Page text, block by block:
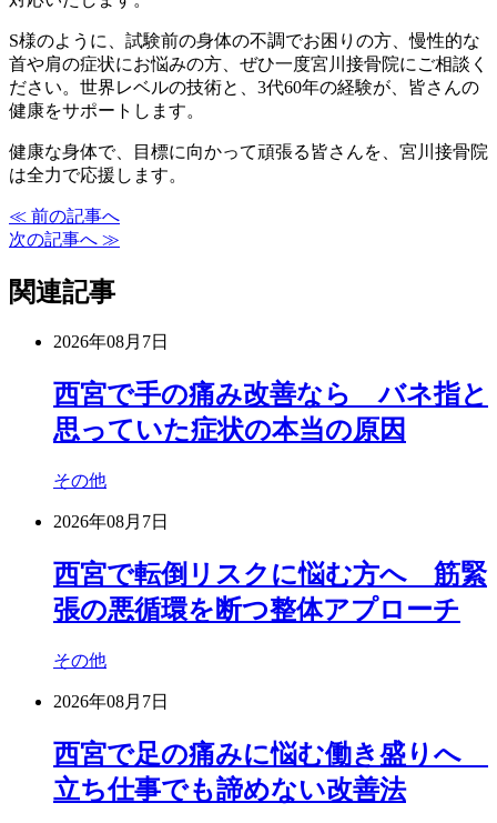
S様のように、試験前の身体の不調でお困りの方、慢性的な
首や肩の症状にお悩みの方、ぜひ一度宮川接骨院にご相談く
ださい。世界レベルの技術と、3代60年の経験が、皆さんの
健康をサポートします。
健康な身体で、目標に向かって頑張る皆さんを、宮川接骨院
は全力で応援します。
≪ 前の記事へ
次の記事へ ≫
関連記事
2026年08月7日
西宮で手の痛み改善なら バネ指と
思っていた症状の本当の原因
その他
2026年08月7日
西宮で転倒リスクに悩む方へ 筋緊
張の悪循環を断つ整体アプローチ
その他
2026年08月7日
西宮で足の痛みに悩む働き盛りへ
立ち仕事でも諦めない改善法